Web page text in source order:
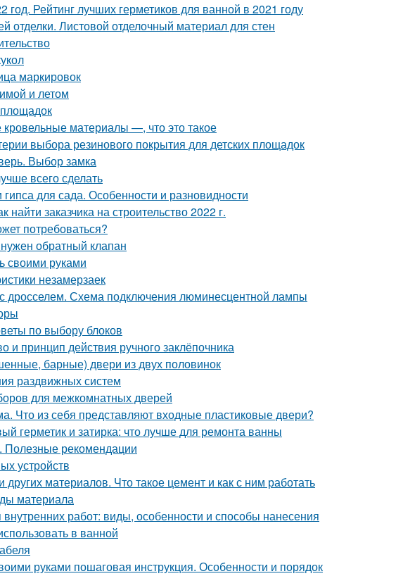
Рейтинг лучших герметиков для ванной в 2021 году
отделки. Листовой отделочный материал для стен
маркировок
и летом
материалы —, что это такое
выбора резинового покрытия для детских площадок
Выбор замка
всего сделать
для сада. Особенности и разновидности
заказчика на строительство 2022 г.
потребоваться?
обратный клапан
своими руками
незамерзаек
Схема подключения люминесцентной лампы
по выбору блоков
и принцип действия ручного заклёпочника
барные) двери из двух половинок
раздвижных систем
для межкомнатных дверей
Что из себя представляют входные пластиковые двери?
герметик и затирка: что лучше для ремонта ванны
Полезные рекомендации
устройств
материалов. Что такое цемент и как с ним работать
материала
работ: виды, особенности и способы нанесения
в ванной
руками пошаговая инструкция. Особенности и порядок